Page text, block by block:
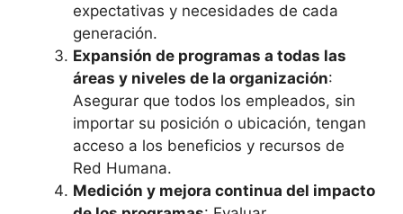
expectativas y necesidades de cada
generación.
Expansión de programas a todas las
áreas y niveles de la organización:
Asegurar que todos los empleados, sin
importar su posición o ubicación, tengan
acceso a los beneficios y recursos de
Red Humana.
Medición y mejora continua del impacto